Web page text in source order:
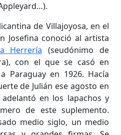
de Villajoyosa, en el
Josefina conoció al artista
Herrería (seudónimo de
con el que se casó en
Paraguay en 1926. Hacía
de Julián ese agosto en
en los lapachos y
de este suplemento.
medio siglo, un medio